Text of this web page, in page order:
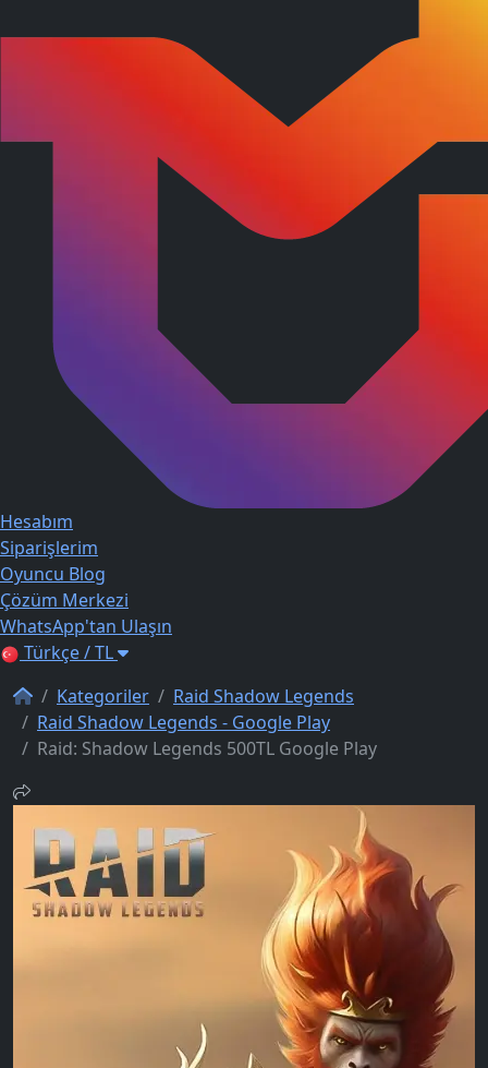
Hesabım
Siparişlerim
Oyuncu Blog
Çözüm Merkezi
WhatsApp'tan Ulaşın
Türkçe / TL
Kategoriler
Raid Shadow Legends
Raid Shadow Legends - Google Play
Raid: Shadow Legends 500TL Google Play